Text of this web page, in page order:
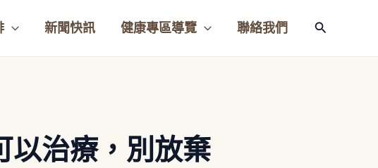
新聞快訊 健康專區導覽 聯絡我們
搜
以治療，別放棄